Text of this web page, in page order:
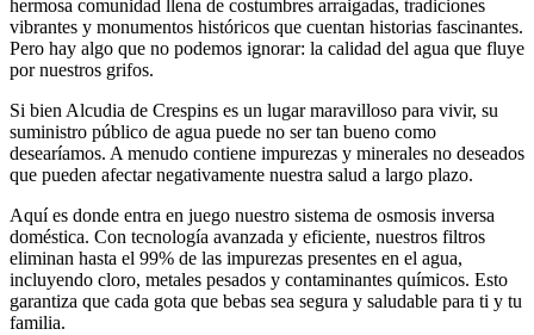
hermosa comunidad llena de costumbres arraigadas, tradiciones
vibrantes y monumentos históricos que cuentan historias fascinantes.
Pero hay algo que no podemos ignorar: la calidad del agua que fluye
por nuestros grifos.
Si bien Alcudia de Crespins es un lugar maravilloso para vivir, su
suministro público de agua puede no ser tan bueno como
desearíamos. A menudo contiene impurezas y minerales no deseados
que pueden afectar negativamente nuestra salud a largo plazo.
Aquí es donde entra en juego nuestro sistema de osmosis inversa
doméstica. Con tecnología avanzada y eficiente, nuestros filtros
eliminan hasta el 99% de las impurezas presentes en el agua,
incluyendo cloro, metales pesados ​​y contaminantes químicos. Esto
garantiza que cada gota que bebas sea segura y saludable para ti y tu
familia.